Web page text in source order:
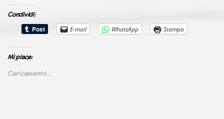
Condividi:
E-mail
WhatsApp Stampa
Mi piace:
Caricamento...